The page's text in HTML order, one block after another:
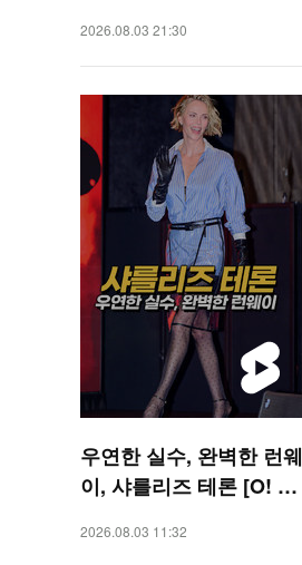
숏폼]
2026.08.03 21:30
우연한 실수, 완벽한 런웨
이, 샤를리즈 테론 [O! ST
2026.08.03 11:32